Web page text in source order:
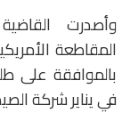
وأصدرت القاضية
المقاطعة
بالموافقة على
في يناير شركة